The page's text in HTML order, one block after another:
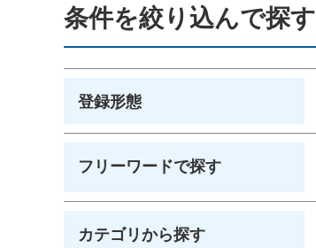
条件を絞り込んで探す
登録形態
フリーワードで探す
カテゴリから探す